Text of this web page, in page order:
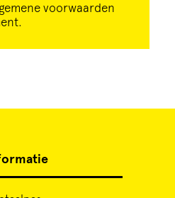
voorwaarden